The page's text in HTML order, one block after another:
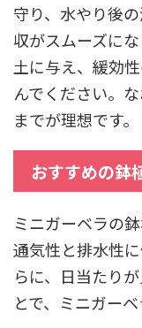
守り、水やり後
収がスムーズに
土に与え、緩効
んでください。
までが理想です。
おすすめの鉢
ミニガーベラの
通気性と排水性
らに、日当たり
とで、ミニガー